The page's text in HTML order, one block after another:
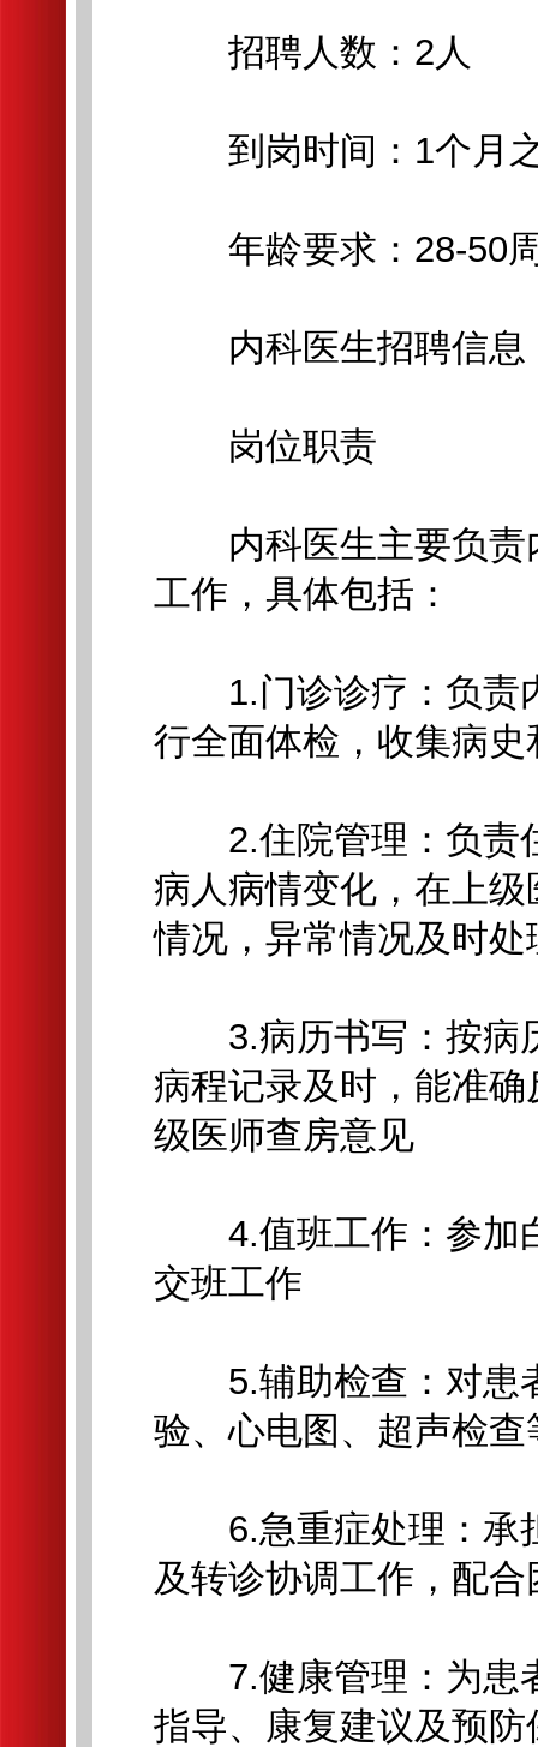
招聘人数：2人
到岗时间：1个月
年龄要求：28-50
内科医生招聘信息
岗位职责
内科医生主要负责
工作，具体包括：
1.门诊诊疗：负责
行全面体检，收集病
2.住院管理：负责
病人病情变化，在上
情况，异常情况及时处
3.病历书写：按病
病程记录及时，能准
级医师查房意见
4.值班工作：参加
交班工作
5.辅助检查：对患
验、心电图、超声检查
6.急重症处理：承
及转诊协调工作，配
7.健康管理：为患
指导、康复建议及预